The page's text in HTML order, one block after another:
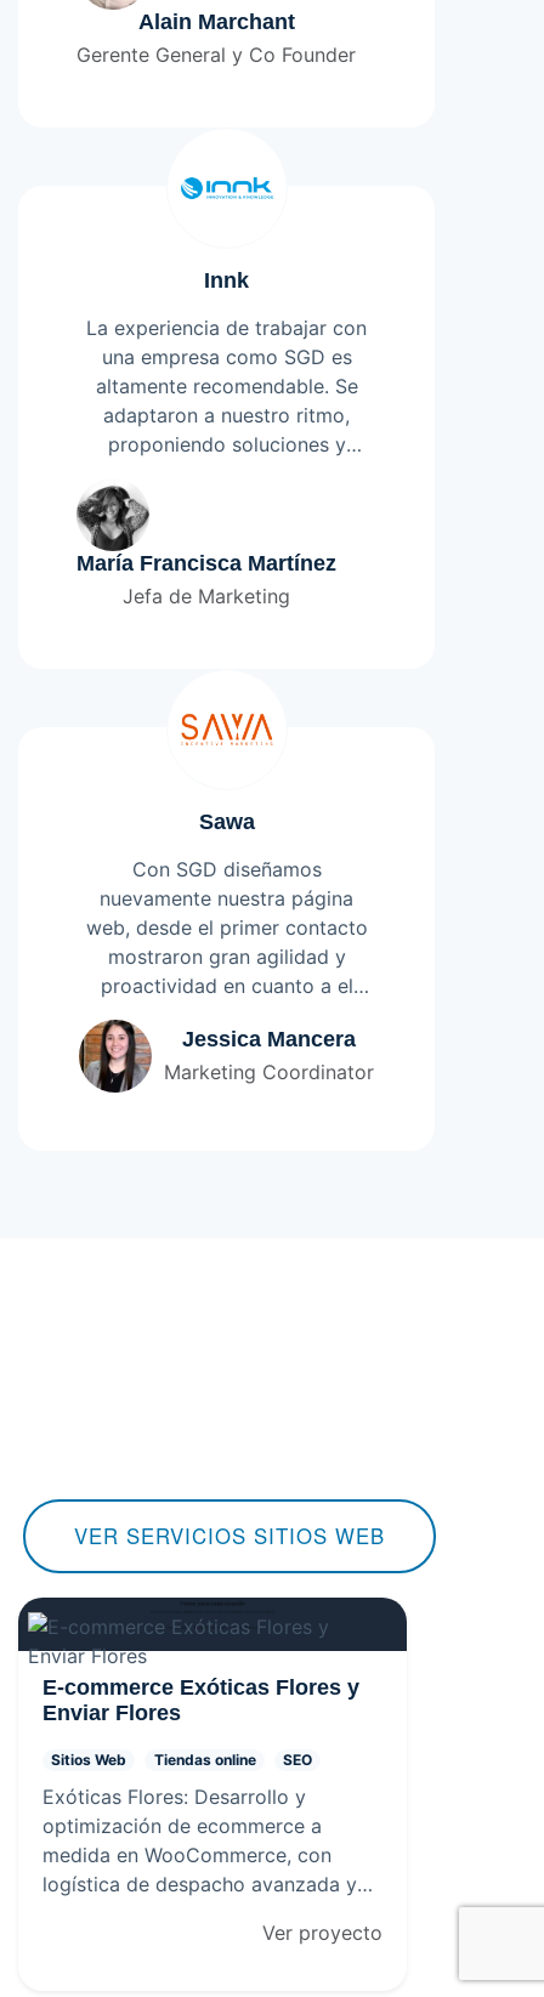
Alain Marchant
Gerente General y Co Founder
Innk
La experiencia de trabajar con
una empresa como SGD es
altamente recomendable. Se
adaptaron a nuestro ritmo,
proponiendo soluciones y
proyectos de manera proactiva
y eficaz, con un desarrollo a la
medida y altamente
personalizado.
Leer más
María Francisca Martínez
Jefa de Marketing
Sawa
Con SGD diseñamos
nuevamente nuestra página
web, desde el primer contacto
mostraron gran agilidad y
proactividad en cuanto a el
desarrollo de la página,
logramos por fin comunicar lo
que necesitábamos para llegar a
Leer más
Jessica Mancera
Marketing Coordinator
VER SERVICIOS SITIOS WEB
E-commerce Exóticas Flores y
Enviar Flores
Sitios Web Tiendas online SEO
Exóticas Flores: Desarrollo y
optimización de ecommerce a
medida en WooCommerce, con
logística de despacho avanzada y
Ver proyecto